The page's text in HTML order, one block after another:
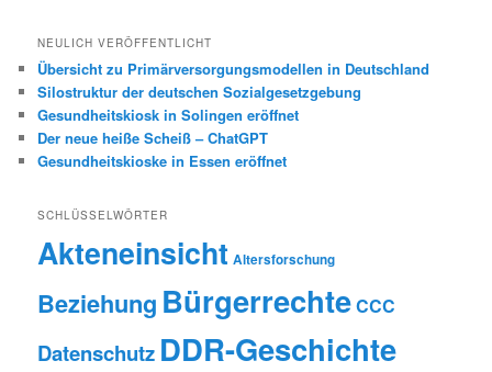
NEULICH VERÖFFENTLICHT
Übersicht zu Primärversorgungsmodellen in Deutschland
Silostruktur der deutschen Sozialgesetzgebung
Gesundheitskiosk in Solingen eröffnet
Der neue heiße Scheiß – ChatGPT
Gesundheitskioske in Essen eröffnet
SCHLÜSSELWÖRTER
Akteneinsicht Altersforschung
Beziehung BürgerrechteCCC
Datenschutz DDR-Geschichte